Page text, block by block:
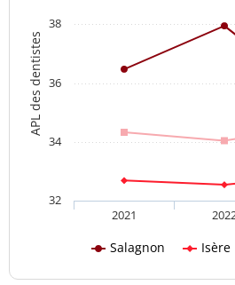
APL des dentistes
Salagnon Isère
2021
32
34
36
38